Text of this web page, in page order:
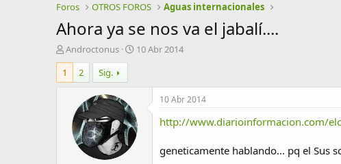
Foros
OTROS FOROS Aguas internacionales
Ahora ya se nos va el jabalí....
I
n
i
c
Androctonus
F
e
i
10 Abr 2014
1
2 Sig.
10 Abr 2014
http://www.diarioinformacion.com/
geneticamente hablando... pq el Sus